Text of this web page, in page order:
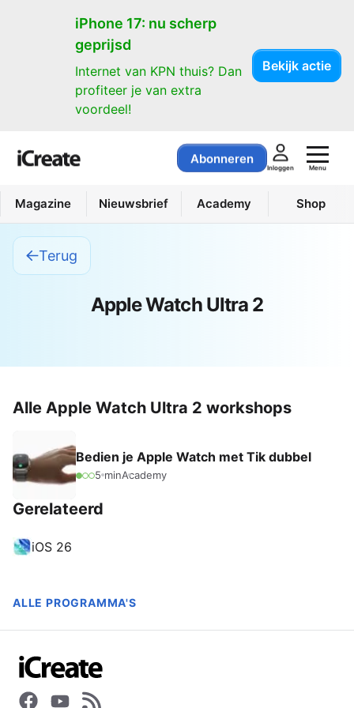
iPhone 17: nu scherp
geprijsd
Internet van KPN thuis? Dan
profiteer je van extra
voordeel!
Bekijk actie
Abonneren
Inloggen Menu
Magazine Nieuwsbrief Academy Shop
Terug
Apple Watch Ultra 2
Gerelateerd
iOS 26
ALLE PROGRAMMA'S
Alle Apple Watch Ultra 2 workshops
Bedien je Apple Watch met Tik dubbel
5 minAcademy